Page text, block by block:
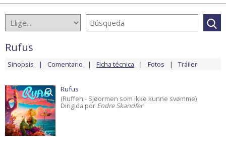
Rufus
Sinopsis Comentario Ficha técnica Fotos Tráiler
Rufus
(Ruffen - Sjøormen som ikke kunne svømme)
Dirigida por Endre Skandfer